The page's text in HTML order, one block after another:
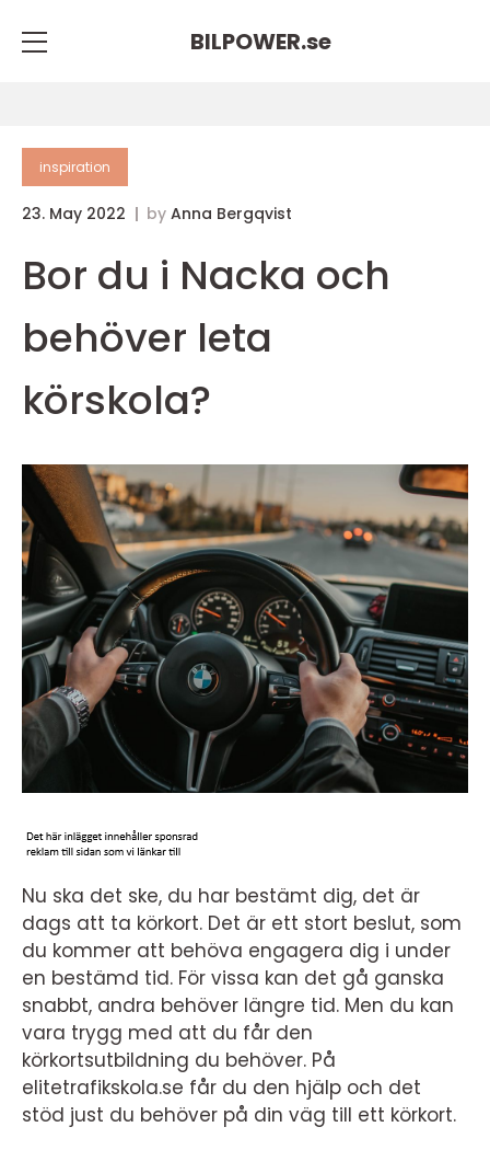
BILPOWER.se
inspiration
23. May 2022 by Anna Bergqvist
Bor du i Nacka och
behöver leta
körskola?
Nu ska det ske, du har bestämt dig, det är
dags att ta körkort. Det är ett stort beslut, som
du kommer att behöva engagera dig i under
en bestämd tid. För vissa kan det gå ganska
snabbt, andra behöver längre tid. Men du kan
vara trygg med att du får den
körkortsutbildning du behöver. På
elitetrafikskola.se får du den hjälp och det
stöd just du behöver på din väg till ett körkort.